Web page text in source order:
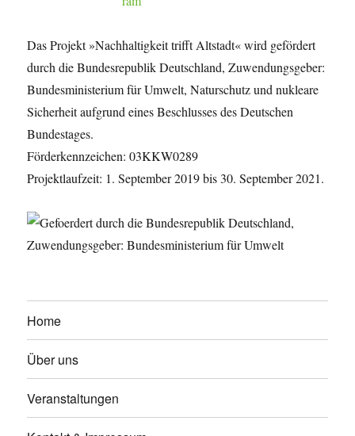
Das Projekt »Nachhaltigkeit trifft Altstadt« wird gefördert
durch die Bundesrepublik Deutschland, Zuwendungsgeber:
Bundesministerium für Umwelt, Naturschutz und nukleare
Sicherheit aufgrund eines Beschlusses des Deutschen
Bundestages.
Förderkennzeichen: 03KKW0289
Projektlaufzeit: 1. September 2019 bis 30. September 2021.
Home
Über uns
Veranstaltungen